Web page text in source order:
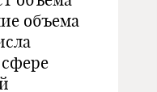
объема